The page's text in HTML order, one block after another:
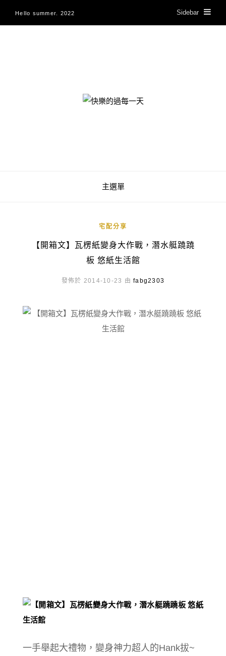
Hello summer. 2022 Sidebar
快樂的過每一天
主選單
宅配分享
【開箱文】瓦楞紙變身大作戰，潛水艇蹺蹺
板 悠紙生活館
發佈於 2014-10-23 由fabg2303
一手舉起大禮物， 變身神力超人的Hank拔~